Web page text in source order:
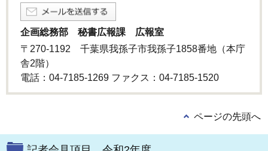
企画総務部 秘書広報課 広報室
〒270-1192 千葉県我孫子市我孫子1858番地（本庁
舎2階）
電話：04-7185-1269 ファクス：04-7185-1520
ページの先頭へ